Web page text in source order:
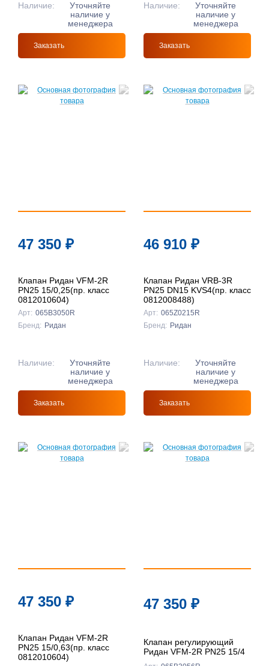
Наличие:
Уточняйте
наличие у
менеджера
Заказать
Наличие:
Уточняйте
наличие у
менеджера
Заказать
47 350 ₽
Клапан Ридан VFM-2R
PN25 15/0,25(пр. класс
0812010604)
Арт: 065B3050R
Бренд: Ридан
Наличие:
Уточняйте
наличие у
менеджера
Заказать
46 910 ₽
Клапан Ридан VRB-3R
PN25 DN15 KVS4(пр. класс
0812008488)
Арт: 065Z0215R
Бренд: Ридан
Наличие:
Уточняйте
наличие у
менеджера
Заказать
47 350 ₽
Клапан Ридан VFM-2R
PN25 15/0,63(пр. класс
0812010604)
47 350 ₽
Клапан регулирующий
Ридан VFM-2R PN25 15/4